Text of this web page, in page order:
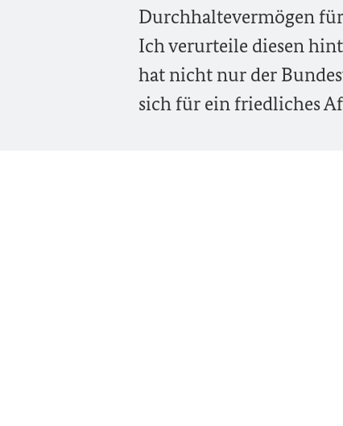
Durchhaltevermögen
Ich verurteile diesen
hat nicht nur der
sich für ein friedliches